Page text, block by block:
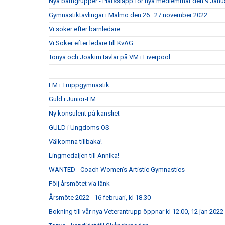
Gymnastiktävlingar i Malmö den 26–27 november 2022
Vi söker efter barnledare
Vi Söker efter ledare till KvAG
Tonya och Joakim tävlar på VM i Liverpool
EM i Truppgymnastik
Guld i Junior-EM
Ny konsulent på kansliet
GULD i Ungdoms OS
Välkomna tillbaka!
Lingmedaljen till Annika!
WANTED - Coach Women’s Artistic Gymnastics
Följ årsmötet via länk
Årsmöte 2022 - 16 februari, kl 18.30
Bokning till vår nya Veterantrupp öppnar kl 12.00, 12 jan 2022